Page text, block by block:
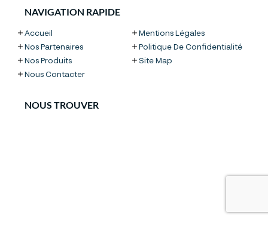
NAVIGATION RAPIDE
Accueil
Nos Partenaires
Nos Produits
Nous Contacter
Mentions Légales
Politique De Confidentialité
Site Map
NOUS TROUVER